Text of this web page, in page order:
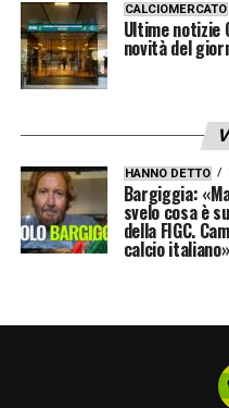
CALCIOMERCATO
Ultime notizie
novità del
HANNO DETTO
Bargiggia:
svelo cosa è
della FIGC.
calcio italiano»